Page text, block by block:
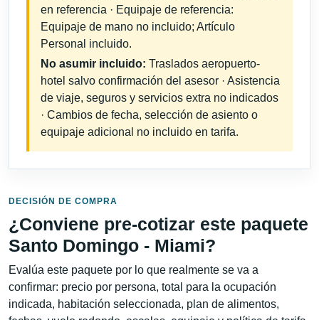
en referencia · Equipaje de referencia:
Equipaje de mano no incluido; Artículo
Personal incluido.
No asumir incluido: Traslados aeropuerto-
hotel salvo confirmación del asesor · Asistencia
de viaje, seguros y servicios extra no indicados
· Cambios de fecha, selección de asiento o
equipaje adicional no incluido en tarifa.
DECISIÓN DE COMPRA
¿Conviene pre-cotizar este paquete
Santo Domingo - Miami?
Evalúa este paquete por lo que realmente se va a
confirmar: precio por persona, total para la ocupación
indicada, habitación seleccionada, plan de alimentos,